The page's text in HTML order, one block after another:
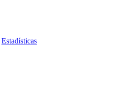
Estadísticas